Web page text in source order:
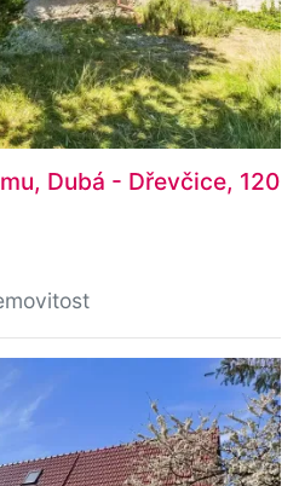
Dubá - Dřevčice, 120